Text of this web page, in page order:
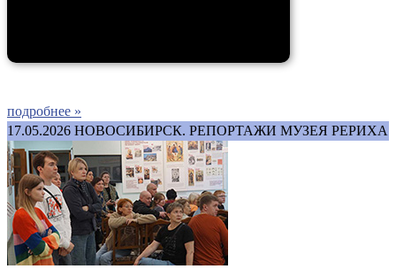
подробнее »
17.05.2026 НОВОСИБИРСК. РЕПОРТАЖИ МУЗЕЯ РЕРИХА